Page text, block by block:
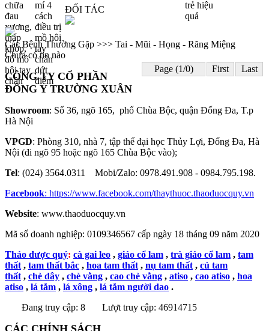
ĐỐI TÁC
Các Bệnh Thường Gặp >>> Tai - Mũi - Họng - Răng Miệng
Chưa có tin nào
Page (1/0)
First Last
CÔNG TY CỔ PHẦN
ĐÔNG Y TRƯỜNG XUÂN
Showroom: Số 36, ngõ 165, phố Chùa Bộc, quận Đống Đa, T.p
Hà Nội
VPGD: Phòng 310, nhà 7, tập thể đại học Thủy Lợi, Đống Đa, Hà
Nội (đi ngõ 95 hoặc ngõ 165 Chùa Bộc vào);
Tel: (024) 3564.0311 Mobi/Zalo: 0978.491.908 - 0984.795.198.
Facebook: https://www.facebook.com/thaythuoc.thaoduocquy.vn
Website: www.thaoduocquy.vn
Mã số doanh nghiệp: 0109346567 cấp ngày 18 tháng 09 năm 2020
Thảo dược quý: cà gai leo , giảo cổ lam , trà giảo cổ lam , tam
thất , tam thất bắc , hoa tam thất , nụ tam thất , củ tam
thất , chè dây , chè vằng , cao chè vằng , atiso , cao atiso , hoa
atiso , lá tắm , lá xông , lá tắm người dao .
Đang truy cập: 8
Lượt truy cập: 46914715
CÁC CHÍNH SÁCH